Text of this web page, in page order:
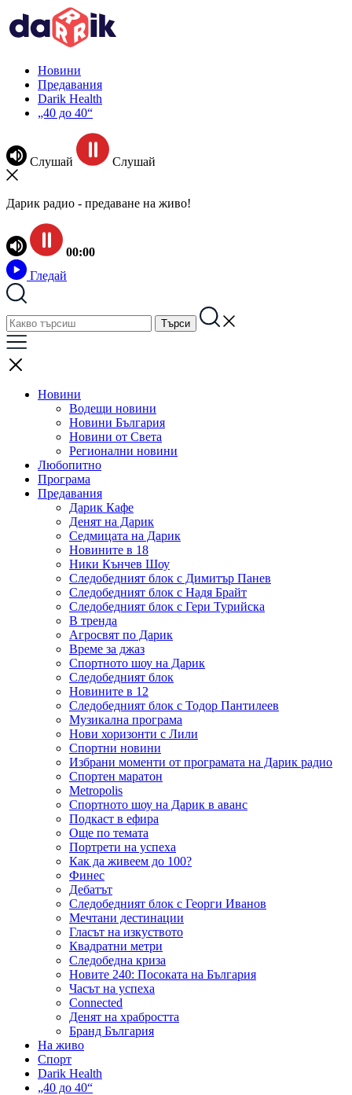
Новини
Предавания
Darik Health
„40 до 40“
Слушай Слушай
Дарик радио - предаване на живо!
00:00
Гледай
Новини
Водещи новини
Новини България
Новини от Света
Регионални новини
Любопитно
Програма
Предавания
Дарик Кафе
Денят на Дарик
Седмицата на Дарик
Новините в 18
Ники Кънчев Шоу
Следобедният блок с Димитър Панев
Следобедният блок с Надя Брайт
Следобедният блок с Гери Турийска
В тренда
Агросвят по Дарик
Време за джаз
Спортното шоу на Дарик
Следобедният блок
Новините в 12
Следобедният блок с Тодор Пантилеев
Музикална програма
Нови хоризонти с Лили
Спортни новини
Избрани моменти от програмата на Дарик радио
Спортен маратон
Metropolis
Спортното шоу на Дарик в аванс
Подкаст в ефира
Още по темата
Портрети на успеха
Как да живеем до 100?
Финес
Дебатът
Следобедният блок с Георги Иванов
Мечтани дестинации
Гласът на изкуството
Квадратни метри
Следобедна криза
Новите 240: Посоката на България
Часът на успеха
Connected
Денят на храбростта
Бранд България
На живо
Спорт
Darik Health
„40 до 40“